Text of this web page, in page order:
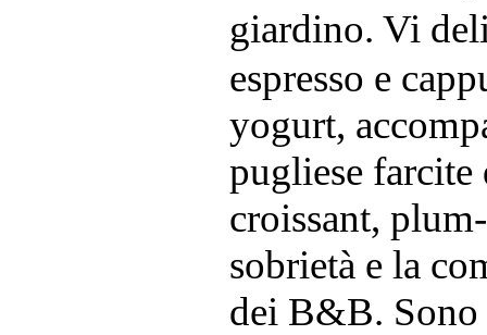
giardino. Vi
espresso e
yogurt,
pugliese farcite
croissant,
sobrietà e la
dei B&B. Sono